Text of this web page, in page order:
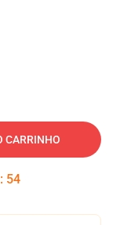
CARRINHO
: 53